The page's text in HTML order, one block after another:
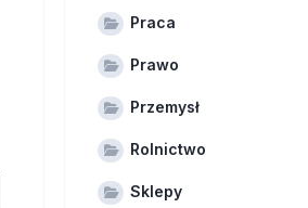
Praca
Prawo
Przemysł
Rolnictwo
Sklepy